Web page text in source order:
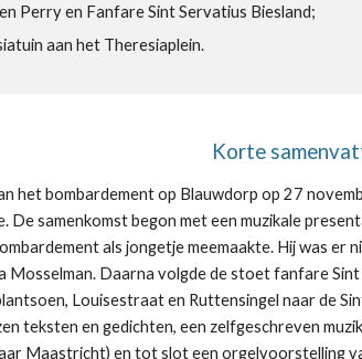
Perry en Fanfare Sint Servatius Biesland;
aan het Theresiaplein.
Korte
het bombardement op Blauwdorp op 27
De samenkomst begon met een muzikale
als jongetje meemaakte. Hij was
Mosselman. Daarna volgde de stoet fanfare
Louisestraat en Ruttensingel naar de
teksten en gedichten, een zelfgeschreven
Maastricht) en tot slot een orgelvoorstelling